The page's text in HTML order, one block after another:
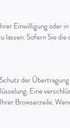
Einwilligung
lassen. Sofern Sie
der
Eine
Browserzeile.